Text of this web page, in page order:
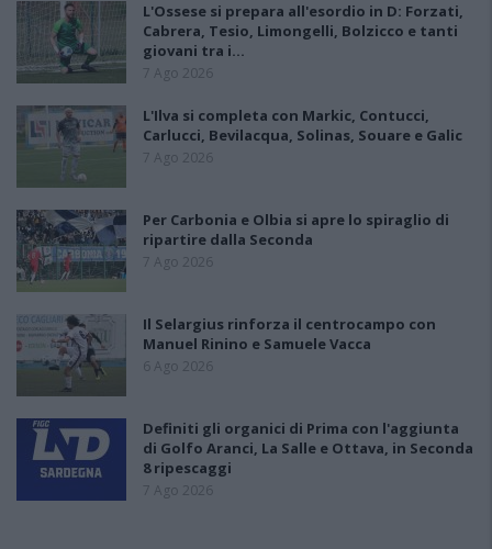
L'Ossese si prepara all'esordio in D: Forzati,
Cabrera, Tesio, Limongelli, Bolzicco e tanti
giovani tra i…
7 Ago 2026
L'Ilva si completa con Markic, Contucci,
Carlucci, Bevilacqua, Solinas, Souare e Galic
7 Ago 2026
Per Carbonia e Olbia si apre lo spiraglio di
ripartire dalla Seconda
7 Ago 2026
Il Selargius rinforza il centrocampo con
Manuel Rinino e Samuele Vacca
6 Ago 2026
Definiti gli organici di Prima con l'aggiunta
di Golfo Aranci, La Salle e Ottava, in Seconda
8 ripescaggi
7 Ago 2026